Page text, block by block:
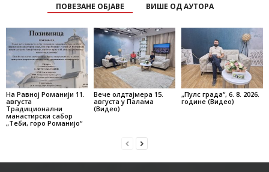
ПОВЕЗАНЕ ОБЈАВЕ ВИШЕ ОД АУТОРА
На Равној Романији 11.
августа
Традиционални
манастирски сабор
„Теби, горо Романијо“
Вече олдтајмера 15.
августа у Палама
(Видео)
„Пулс града“, 6. 8. 2026.
године (Видео)